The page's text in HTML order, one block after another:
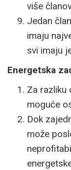
više
Jedan
imaju
svi imaju
Energetska
Za razliku
moguće
Dok
može